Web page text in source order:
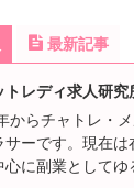
最新記事
トレディ求人研究
からチャトレ・
サーです。現在
心に副業として